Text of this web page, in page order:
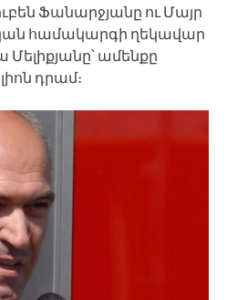
Ֆանարջյանը ու Մայր
համակարգի ղեկավար
ամենքը
դրամ։